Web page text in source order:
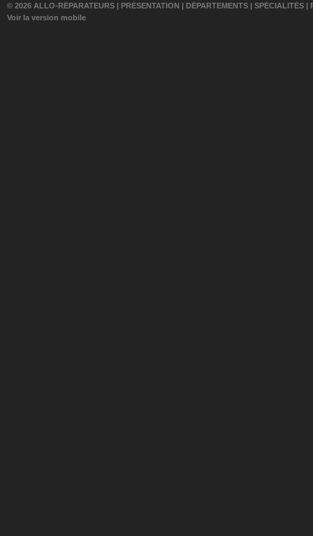
© 2026 ALLO-RÉPARATEURS | PRÉSENTATION | DÉPARTEMENTS | SPÉCIALITÉS |
Voir la version mobile